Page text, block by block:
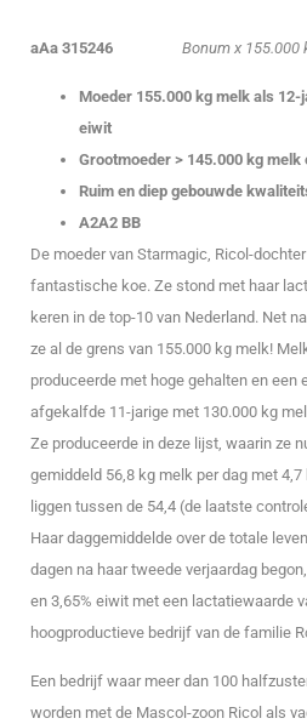
aAa 315246 Bonum x 155.000
Moeder 155.000 kg melk als
eiwit
Grootmoeder > 145.000 kg
Ruim en diep gebouwde
A2A2 BB
De moeder van Starmagic, Ricol-
fantastische koe. Ze stond met haar
keren in de top-10 van Nederland. Net
ze al de grens van 155.000 kg melk!
produceerde met hoge gehalten en een
afgekalfde 11-jarige met 130.000 kg
Ze produceerde in deze lijst, waarin ze
gemiddeld 56,8 kg melk per dag met
liggen tussen de 54,4 (de laatste
Haar daggemiddelde over de totale
dagen na haar tweede verjaardag
en 3,65% eiwit met een lactatiewaarde
hoogproductieve bedrijf van de familie
Een bedrijf waar meer dan 100
worden met de Mascol-zoon Ricol als